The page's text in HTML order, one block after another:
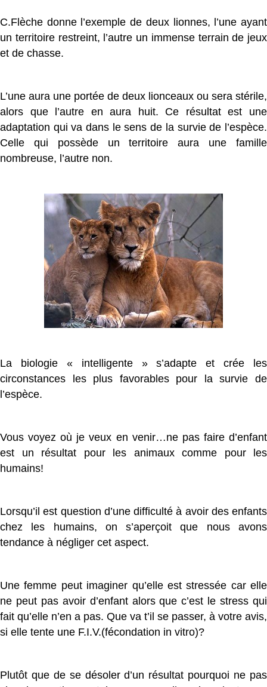
C.Flèche donne l’exemple de deux lionnes, l’une ayant
un territoire restreint, l’autre un immense terrain de jeux
et de chasse.
L’une aura une portée de deux lionceaux ou sera stérile,
alors que l’autre en aura huit. Ce résultat est une
adaptation qui va dans le sens de la survie de l’espèce.
Celle qui possède un territoire aura une famille
nombreuse, l’autre non.
La biologie « intelligente » s’adapte et crée les
circonstances les plus favorables pour la survie de
l’espèce.
Vous voyez où je veux en venir…ne pas faire d’enfant
est un résultat pour les animaux comme pour les
humains!
Lorsqu’il est question d’une difficulté à avoir des enfants
chez les humains, on s’aperçoit que nous avons
tendance à négliger cet aspect.
Une femme peut imaginer qu’elle est stressée car elle
ne peut pas avoir d’enfant alors que c’est le stress qui
fait qu’elle n’en a pas. Que va t’il se passer, à votre avis,
si elle tente une F.I.V.(fécondation in vitro)?
Plutôt que de se désoler d’un résultat pourquoi ne pas